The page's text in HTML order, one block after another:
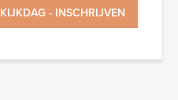
KIJKDAG - INSCHRIJVEN